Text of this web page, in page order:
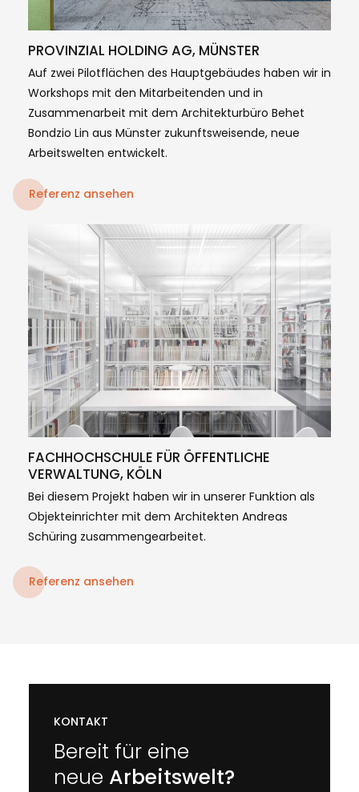
PROVINZIAL HOLDING AG, MÜNSTER
Auf zwei Pilotflächen des Hauptgebäudes haben wir in
Workshops mit den Mitarbeitenden und in
Zusammenarbeit mit dem Architekturbüro Behet
Bondzio Lin aus Münster zukunftsweisende, neue
Arbeitswelten entwickelt.
Referenz ansehen
FACHHOCHSCHULE FÜR ÖFFENTLICHE
VERWALTUNG, KÖLN
Bei diesem Projekt haben wir in unserer Funktion als
Objekteinrichter mit dem Architekten Andreas
Schüring zusammengearbeitet.
Referenz ansehen
KONTAKT
Bereit für eine
neue Arbeitswelt?